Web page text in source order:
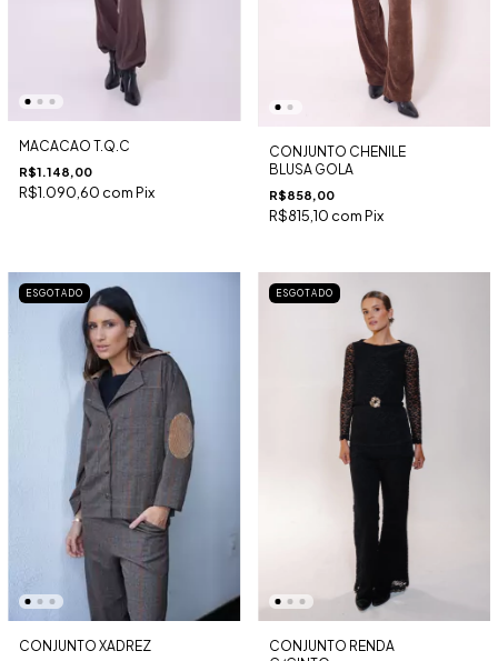
MACACAO T.Q.C
R$1.148,00
R$1.090,60 comPix
CONJUNTO CHENILE
BLUSA GOLA
R$858,00
R$815,10 comPix
ESGOTADO
CONJUNTO XADREZ
ESGOTADO
CONJUNTO RENDA